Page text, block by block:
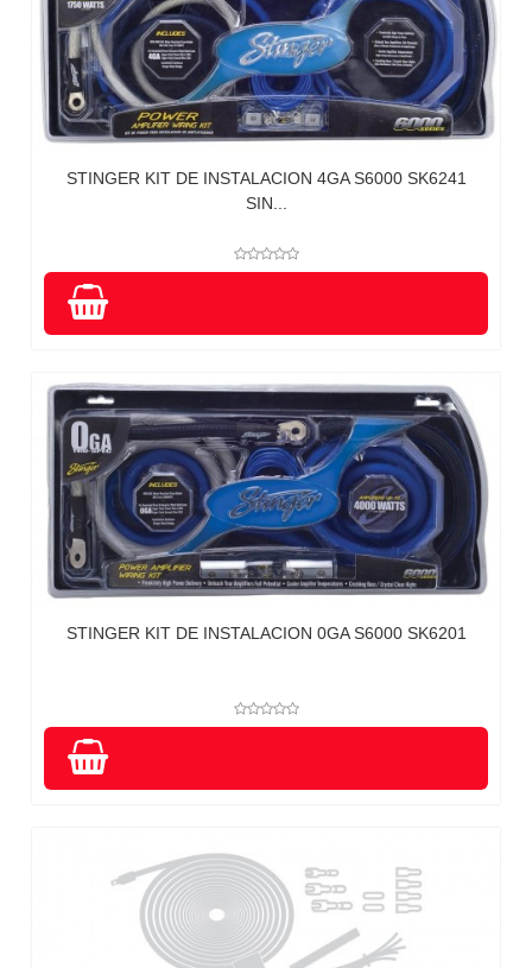
STINGER KIT DE INSTALACION 4GA S6000 SK6241
SIN...
STINGER KIT DE INSTALACION 0GA S6000 SK6201